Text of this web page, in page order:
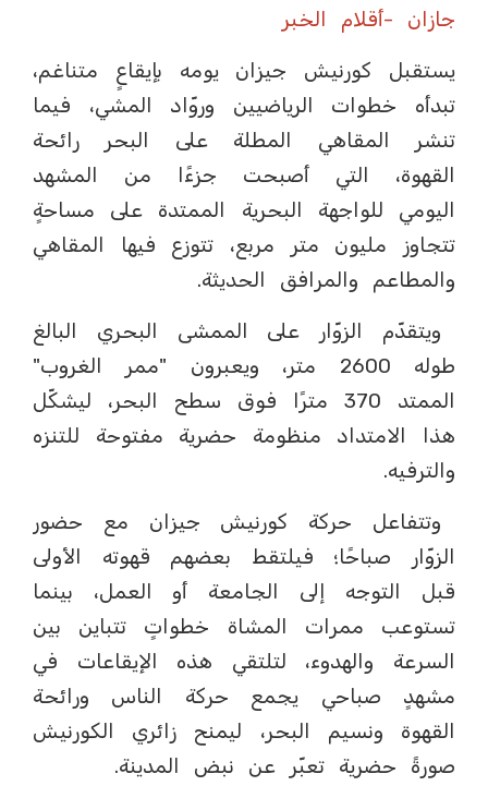
جازان -أقلام الخبر
يستقبل كورنيش جيزان يومه بإيقاعٍ متناغم،
تبدأه خطوات الرياضيين وروّاد المشي، فيما
تنشر المقاهي المطلة على البحر رائحة
القهوة، التي أصبحت جزءًا من المشهد
اليومي للواجهة البحرية الممتدة على مساحةٍ
تتجاوز مليون متر مربع، تتوزع فيها المقاهي
والمطاعم والمرافق الحديثة.
ويتقدّم الزوّار على الممشى البحري البالغ
طوله 2600 متر، ويعبرون "ممر الغروب"
الممتد 370 مترًا فوق سطح البحر، ليشكّل
هذا الامتداد منظومة حضرية مفتوحة للتنزه
والترفيه.
وتتفاعل حركة كورنيش جيزان مع حضور
الزوّار صباحًا؛ فيلتقط بعضهم قهوته الأولى
قبل التوجه إلى الجامعة أو العمل، بينما
تستوعب ممرات المشاة خطواتٍ تتباين بين
السرعة والهدوء، لتلتقي هذه الإيقاعات في
مشهدٍ صباحي يجمع حركة الناس ورائحة
القهوة ونسيم البحر، ليمنح زائري الكورنيش
صورةً حضرية تعبّر عن نبض المدينة.